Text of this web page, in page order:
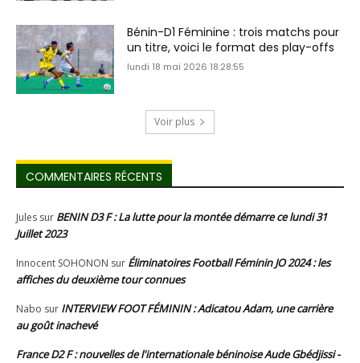
Bénin-D1 Féminine : trois matchs pour
un titre, voici le format des play-offs
lundi 18 mai 2026 18:28:55
Voir plus
COMMENTAIRES RÉCENTS
Jules sur BENIN D3 F : La lutte pour la montée démarre ce lundi 31
Juillet 2023
Innocent SOHONON sur Éliminatoires Football Féminin JO 2024 : les
affiches du deuxième tour connues
Nabo sur INTERVIEW FOOT FÉMININ : Adicatou Adam, une carrière
au goût inachevé
France D2 F : nouvelles de l'internationale béninoise Aude Gbédjissi -